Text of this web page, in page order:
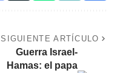
SIGUIENTE ARTÍCULO
Guerra Israel-
Hamas: el papa